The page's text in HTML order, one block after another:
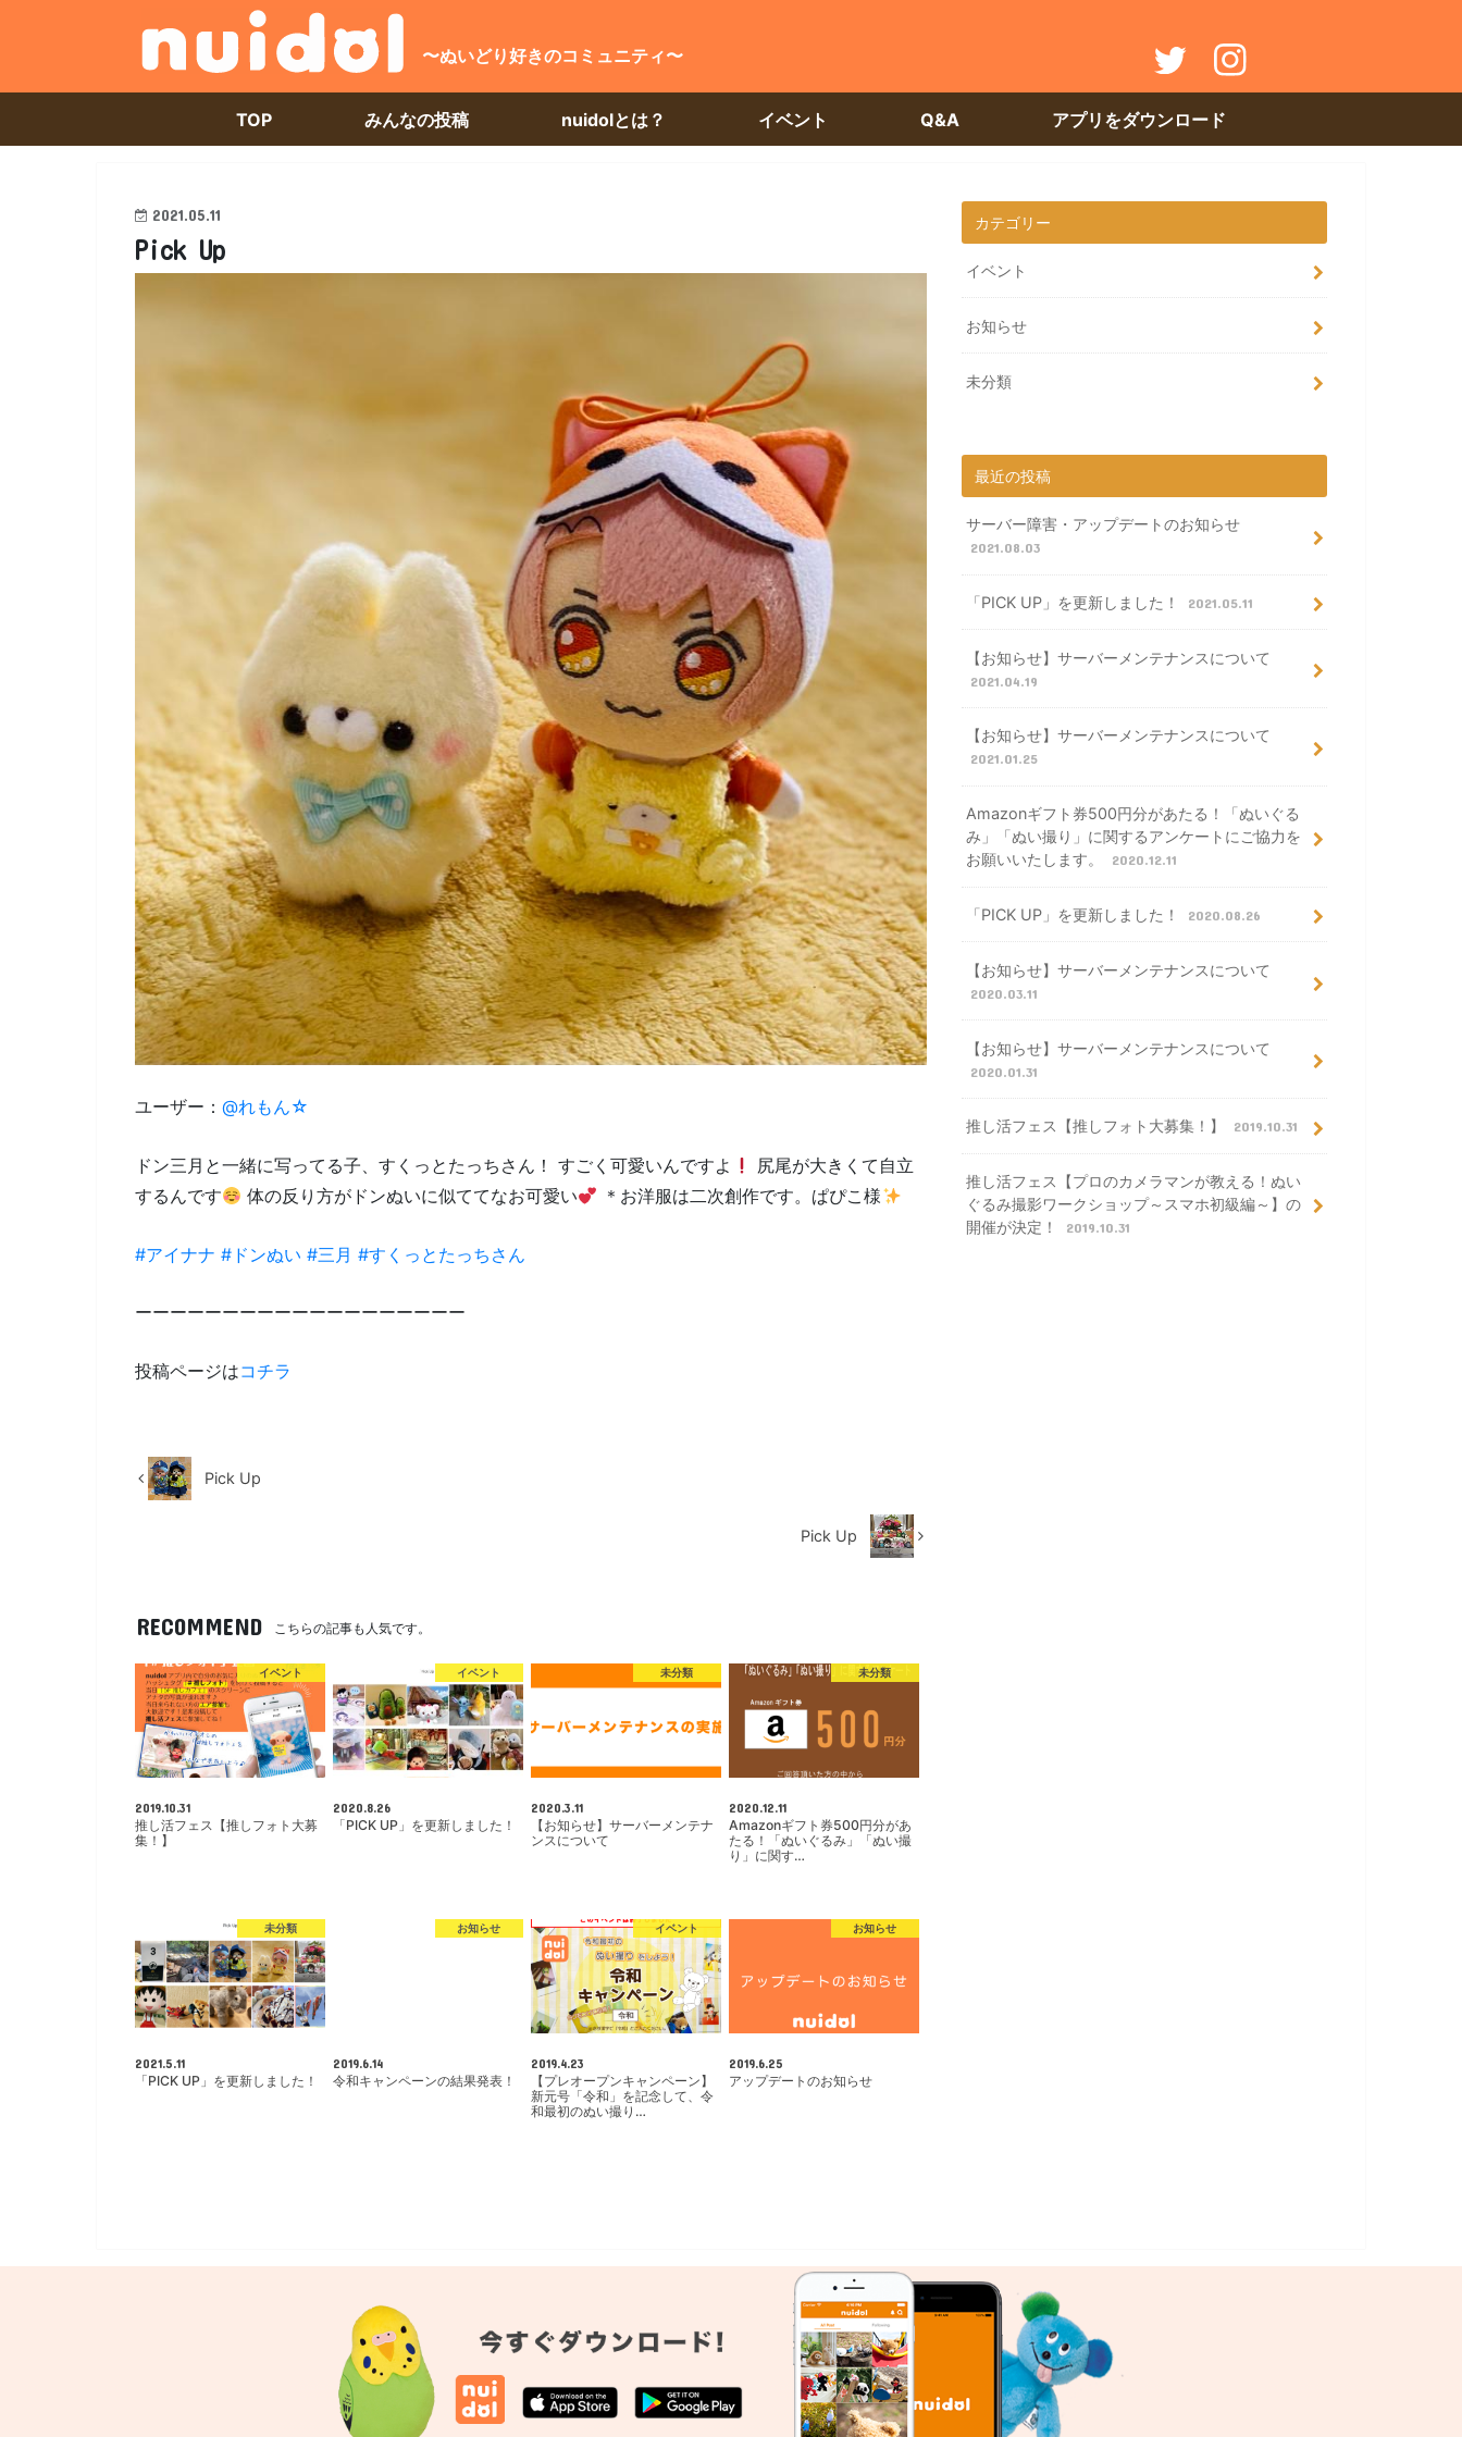
〜ぬいどり好きのコミュニティ〜
TOP みんなの投稿 nuidolとは？ イベント Q&A アプリをダウンロード
2021.05.11
Pick Up
ユーザー： @れもん☆
ドン三月と一緒に写ってる子、すくっとたっちさん！ すごく可愛いんですよ
尻尾が大きくて自立
するんです
体の反り方がドンぬいに似ててなお可愛い ＊お洋服は二次創作です。ぱぴこ様
#アイナナ #ドンぬい #三月 #すくっとたっちさん
ーーーーーーーーーーーーーーーーーーー
投稿ページはコチラ
Pick Up
Pick Up
RECOMMEND こちらの記事も人気です。
イベント
2019.10.31
推し活フェス【推しフォト大募
集！】
イベント
2020.8.26
「PICK UP」を更新しました！
未分類
2020.3.11
【お知らせ】サーバーメンテナ
ンスについて
未分類
2020.12.11
Amazonギフト券500円分があ
たる！「ぬいぐるみ」「ぬい撮
り」に関す…
未分類
2021.5.11
「PICK UP」を更新しました！
お知らせ
2019.6.14
令和キャンペーンの結果発表！
イベント
2019.4.23
【プレオープンキャンペーン】
新元号「令和」を記念して、令
和最初のぬい撮り…
お知らせ
2019.6.25
アップデートのお知らせ
カテゴリー
イベント
お知らせ
未分類
最近の投稿
サーバー障害・アップデートのお知らせ
2021.08.03
「PICK UP」を更新しました！ 2021.05.11
【お知らせ】サーバーメンテナンスについて
2021.04.19
【お知らせ】サーバーメンテナンスについて
2021.01.25
Amazonギフト券500円分があたる！「ぬいぐる
み」「ぬい撮り」に関するアンケートにご協力を
お願いいたします。
2020.12.11
「PICK UP」を更新しました！ 2020.08.26
【お知らせ】サーバーメンテナンスについて
2020.03.11
【お知らせ】サーバーメンテナンスについて
2020.01.31
推し活フェス【推しフォト大募集！】 2019.10.31
推し活フェス【プロのカメラマンが教える！ぬい
ぐるみ撮影ワークショップ～スマホ初級編～】の
開催が決定！
2019.10.31